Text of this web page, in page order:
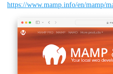
https://www.mamp.info/en/mamp/